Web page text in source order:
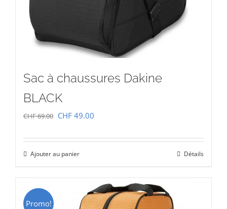
Sac à chaussures Dakine
BLACK
CHF69.00 Le
initial
était :
CHF 49.00
actuel
Ajouter au panier Détails
Promo!